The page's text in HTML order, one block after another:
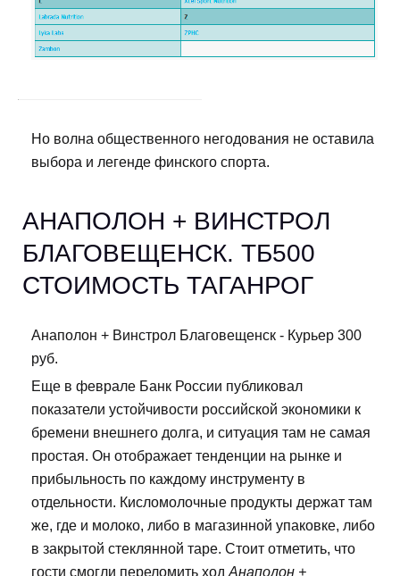
Но волна общественного негодования не оставила
выбора и легенде финского спорта.
АНАПОЛОН + ВИНСТРОЛ
БЛАГОВЕЩЕНСК. ТБ500
СТОИМОСТЬ ТАГАНРОГ
Анаполон + Винстрол Благовещенск - Курьер 300
руб.
Еще в феврале Банк России публиковал
показатели устойчивости российской экономики к
бремени внешнего долга, и ситуация там не самая
простая. Он отображает тенденции на рынке и
прибыльность по каждому инструменту в
отдельности. Кисломолочные продукты держат там
же, где и молоко, либо в магазинной упаковке, либо
в закрытой стеклянной таре. Стоит отметить, что
гости смогли переломить ход Анаполон +